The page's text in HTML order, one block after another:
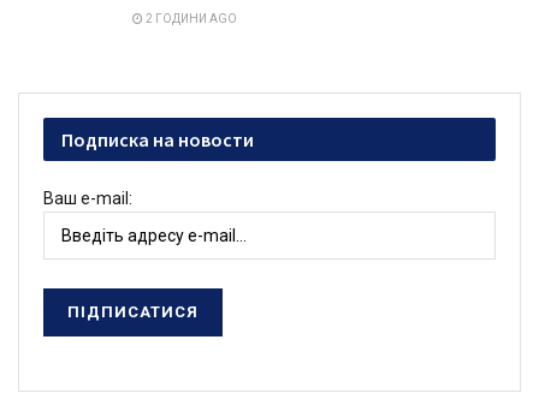
2 ГОДИНИ AGO
Подписка на новости
Ваш e-mail: